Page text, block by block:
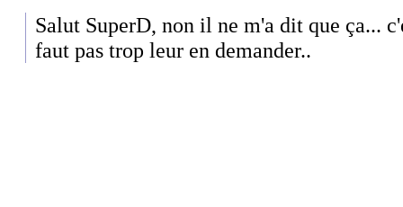
Salut SuperD, non il ne m'a dit que ça...
faut pas trop leur en demander..